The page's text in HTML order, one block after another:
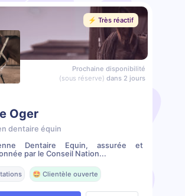
⚡️ Très réactif
Prochaine disponibilité
(sous réserve) dans 2 jours
Oger
dentaire équin
Dentaire Equin, assurée et
par le Conseil Nation...
🤩 Clientèle ouverte